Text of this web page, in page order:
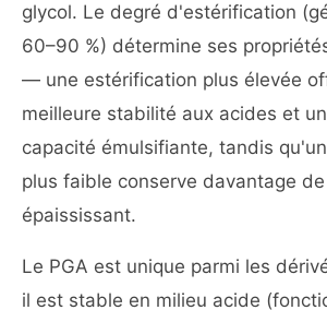
glycol. Le degré d'estérification
60–90 %) détermine ses
— une estérification plus élevée
meilleure stabilité aux acides et
capacité émulsifiante, tandis
plus faible conserve davantage
épaississant.
Le PGA est unique parmi les
il est stable en milieu acide